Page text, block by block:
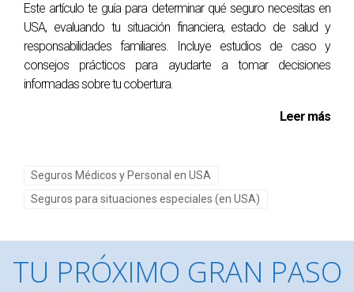
Lo primero es revisar la carta de rechazo para entender las
razones específicas. Luego considera consultar con un
abogado especializado o investigar otras compañías que
se ha cometido un error en tu evaluación médica o
financiera.
¿Existen seguros sin suscripción médica?
Sí, algunas compañías ofrecen planes sin requisitos
Este artículo te guía para determinar qué seguro necesitas en
USA, evaluando tu situación financiera, estado de salud y
responsabilidades familiares. Incluye estudios de caso y
consejos prácticos para ayudarte a tomar decisiones
informadas sobre tu cobertura.
Leer más
Seguros Médicos y Personal en USA
Seguros para situaciones especiales (en USA)
TU PRÓXIMO GRAN PASO